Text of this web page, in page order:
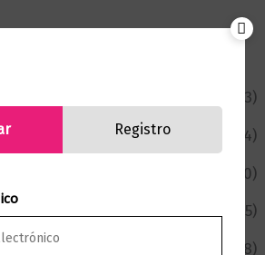
(53)
(4)
(230)
(75)
(88)
Registro